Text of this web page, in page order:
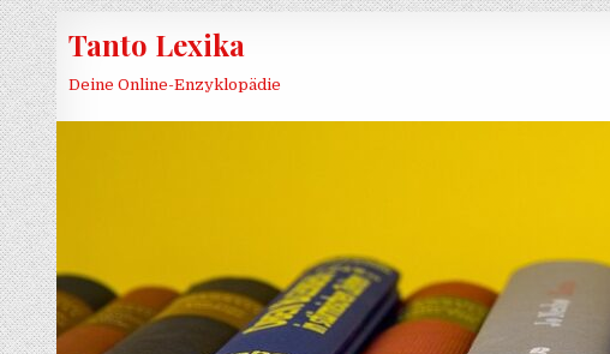
Skip to content
Tanto Lexika
Deine Online-Enzyklopädie